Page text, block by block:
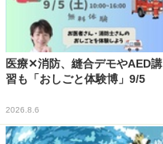
医療✕消防、縫合デモやAED講
習も「おしごと体験博」9/5
2026.8.6